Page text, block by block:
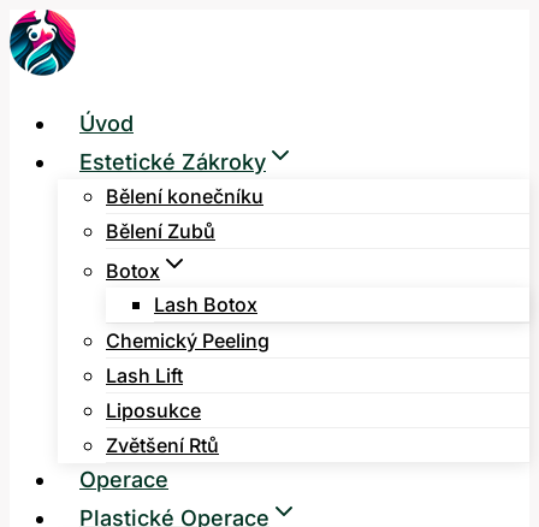
Přeskočit
na
Úvod
Estetické Zákroky
Bělení konečníku
Bělení Zubů
Botox
Lash Botox
Chemický Peeling
Lash Lift
Liposukce
Zvětšení Rtů
Operace
Plastické Operace